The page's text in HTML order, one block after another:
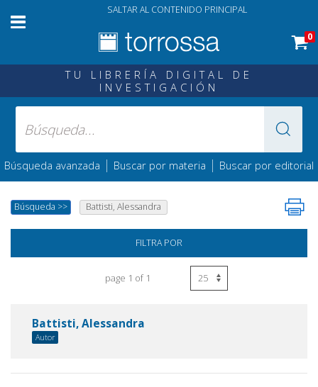
SALTAR AL CONTENIDO PRINCIPAL
0
TU LIBRERÍA DIGITAL DE
INVESTIGACIÓN
Búsqueda avanzada | Buscar por materia | Buscar por editorial
Búsqueda >> Battisti, Alessandra
FILTRA POR
page 1 of 1
Battisti, Alessandra
Autor